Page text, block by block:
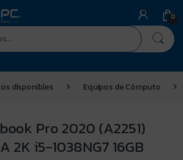
0
disponibles Equipos de Cómputo
Pro 2020 (A2251)
2K i5-1038NG7 16GB